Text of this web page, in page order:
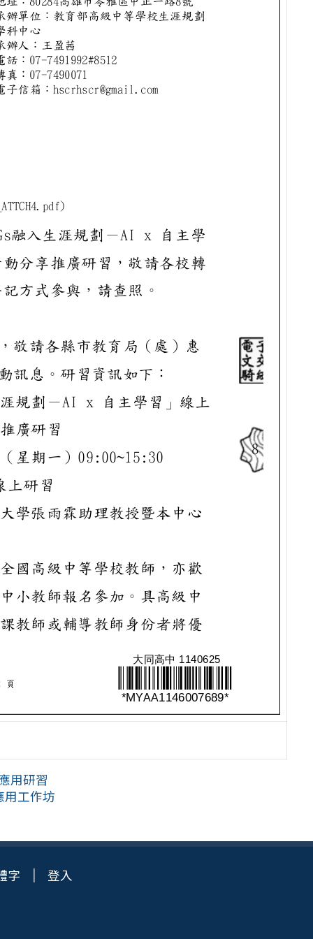
用研習
用工作坊
字 登入